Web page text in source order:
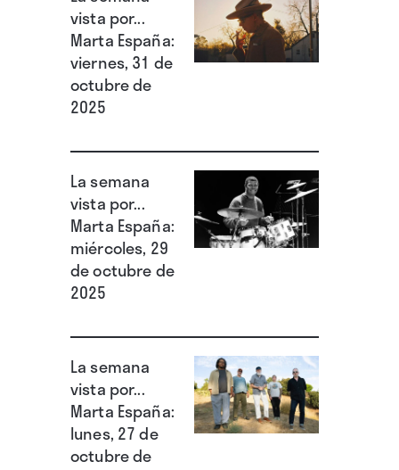
vista por...
Marta España:
viernes, 31 de
octubre de
2025
La semana
vista por...
Marta España:
miércoles, 29
de octubre de
2025
La semana
vista por...
Marta España:
lunes, 27 de
octubre de